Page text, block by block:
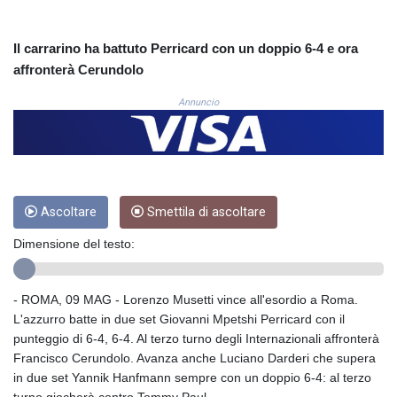
CUC 1.156136
CZK 24.258158
DJF 205.267449
DKK 7.477932
EGP 57.293288
ERN 17.342035
GBP 0.858527
GEL 3.017966
GGP 0.8566
GHS 13.526832
GIP 0.8566
Il carrarino ha battuto Perricard con un doppio 6-4 e ora
affronterà Cerundolo
Annuncio
Ascoltare Smettila di ascoltare
Dimensione del testo:
- ROMA, 09 MAG - Lorenzo Musetti vince all'esordio a Roma.
L'azzurro batte in due set Giovanni Mpetshi Perricard con il
punteggio di 6-4, 6-4. Al terzo turno degli Internazionali affronterà
Francisco Cerundolo. Avanza anche Luciano Darderi che supera
in due set Yannik Hanfmann sempre con un doppio 6-4: al terzo